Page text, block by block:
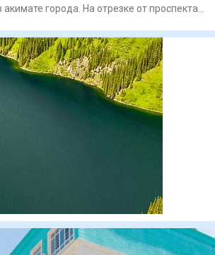
города. На отрезке от проспекта